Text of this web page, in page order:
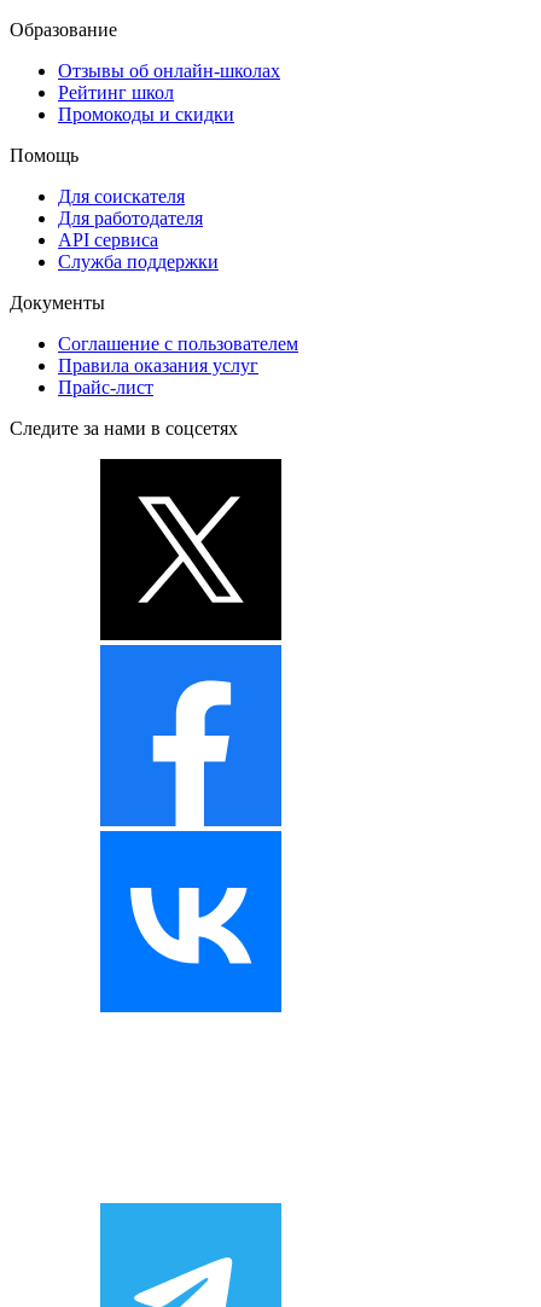
Образование
Отзывы об онлайн-школах
Рейтинг школ
Промокоды и скидки
Помощь
Для соискателя
Для работодателя
API сервиса
Служба поддержки
Документы
Соглашение с пользователем
Правила оказания услуг
Прайс-лист
Следите за нами в соцсетях